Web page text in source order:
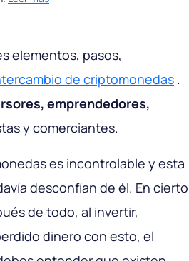
elementos, pasos,
de criptomonedas .
emprendedores,
y comerciantes.
es incontrolable y esta
desconfían de él. En cierto
de todo, al invertir,
dinero con esto, el